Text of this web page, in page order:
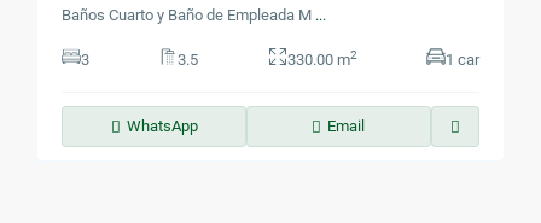
Baños Cuarto y Baño de Empleada M ...
3 3.5 330.00 m2 1 car
WhatsApp Email